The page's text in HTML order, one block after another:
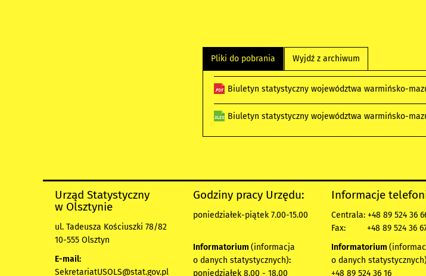
Pliki do pobrania Wyjdź z archiwum
Biuletyn statystyczny województwa warmińsko-
Biuletyn statystyczny województwa warmińsko-
Urząd Statystyczny
w Olsztynie
ul. Tadeusza Kościuszki 78/82
10-555 Olsztyn
E-mail:
SekretariatUSOLS@stat.gov.pl
Godziny pracy Urzędu:
poniedziałek-piątek 7.00-15.00
Informatorium (informacja
o danych statystycznych):
poniedziałek 8.00 - 18.00
Informacje
Centrala: +48 89 524 36
Fax:
+48 89 524 36
Informatorium
o danych statystycznych)
+48 89 524 36 16